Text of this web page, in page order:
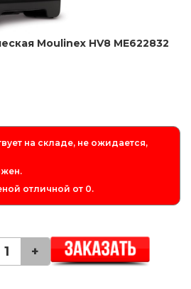
Moulinex HV8 ME622832
на складе, не ожидается,
отличной от 0.
+